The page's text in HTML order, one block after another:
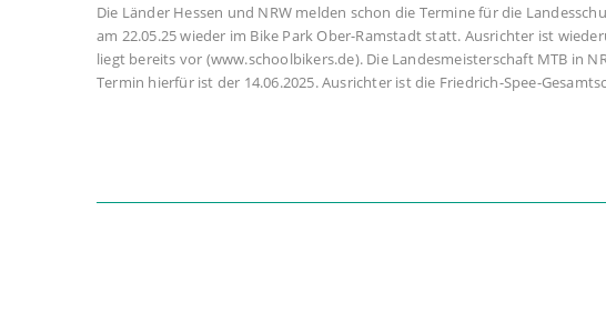
Die Länder Hessen und NRW melden schon die Termine für die
am 22.05.25 wieder im Bike Park Ober-Ramstadt statt. Ausrichter ist
liegt bereits vor (www.schoolbikers.de). Die Landesmeisterschaft MTB in
Termin hierfür ist der 14.06.2025. Ausrichter ist die Friedrich-Spee-